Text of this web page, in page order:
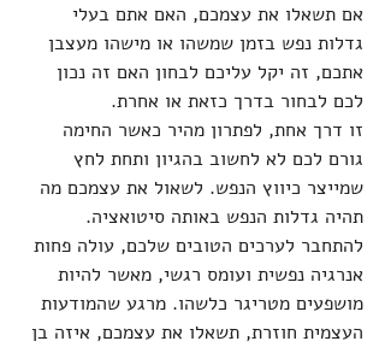
אם תשאלו את עצמכם, האם אתם בעלי
גדלות נפש בזמן שמשהו או מישהו מעצבן
אתכם, זה יקל עליכם לבחון האם זה נכון
לכם לבחור בדרך כזאת או אחרת.
זו דרך אחת, לפתרון מהיר כאשר החימה
גורם לכם לא לחשוב בהגיון ותחת לחץ
שמייצר כיווץ הנפש. לשאול את עצמכם מה
תהיה גדלות הנפש באותה סיטואציה.
להתחבר לערכים הטובים שלכם, עולה פחות
אנרגיה נפשית ועומס רגשי, מאשר להיות
מושפעים מטריגר כלשהו. מרגע שהמודעות
העצמית חוזרת, תשאלו את עצמכם, איזה בן